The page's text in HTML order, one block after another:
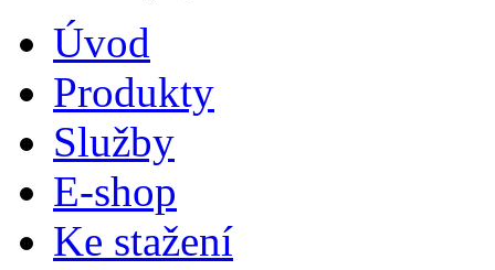
Úvod
Produkty
Služby
E-shop
Ke stažení